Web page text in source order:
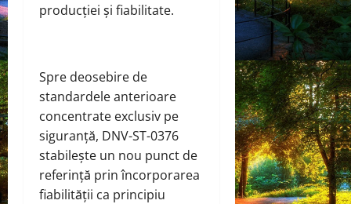
producției și fiabilitate.
Spre deosebire de
standardele anterioare
concentrate exclusiv pe
siguranță, DNV-ST-0376
stabilește un nou punct de
referință prin încorporarea
fiabilității ca principiu